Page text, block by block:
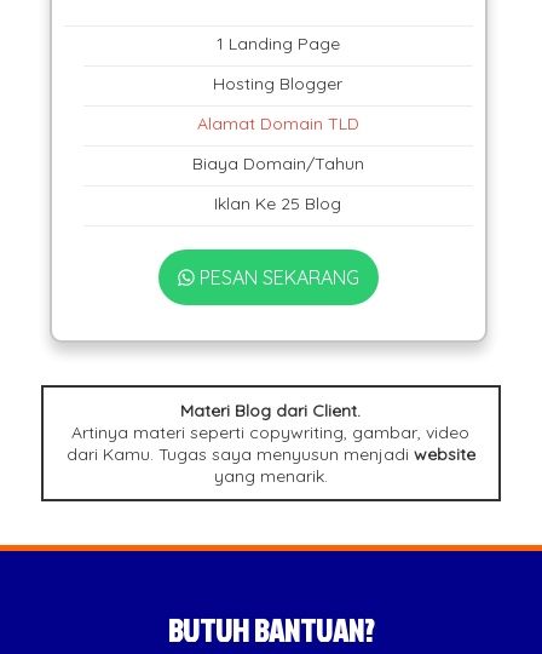
1 Landing Page
Hosting Blogger
Alamat Domain TLD
Biaya Domain/Tahun
Iklan Ke 25 Blog
PESAN SEKARANG
Materi Blog dari Client.
Artinya materi seperti copywriting, gambar, video
dari Kamu. Tugas saya menyusun menjadi website
yang menarik.
BUTUH BANTUAN?